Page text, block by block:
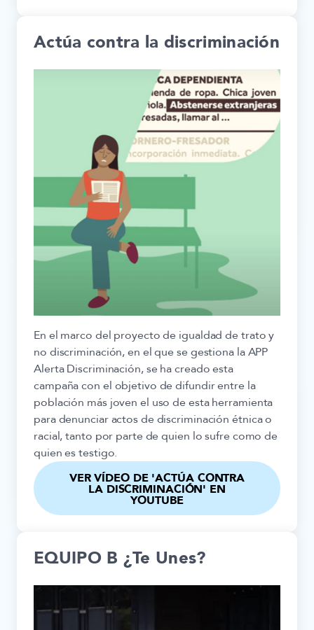
Actúa contra la discriminación
En el marco del proyecto de igualdad de trato y
no discriminación, en el que se gestiona la APP
Alerta Discriminación, se ha creado esta
campaña con el objetivo de difundir entre la
población más joven el uso de esta herramienta
para denunciar actos de discriminación étnica o
racial, tanto por parte de quien lo sufre como de
quien es testigo.
VER VÍDEO DE 'ACTÚA CONTRA
LA DISCRIMINACIÓN' EN
YOUTUBE
EQUIPO B ¿Te Unes?